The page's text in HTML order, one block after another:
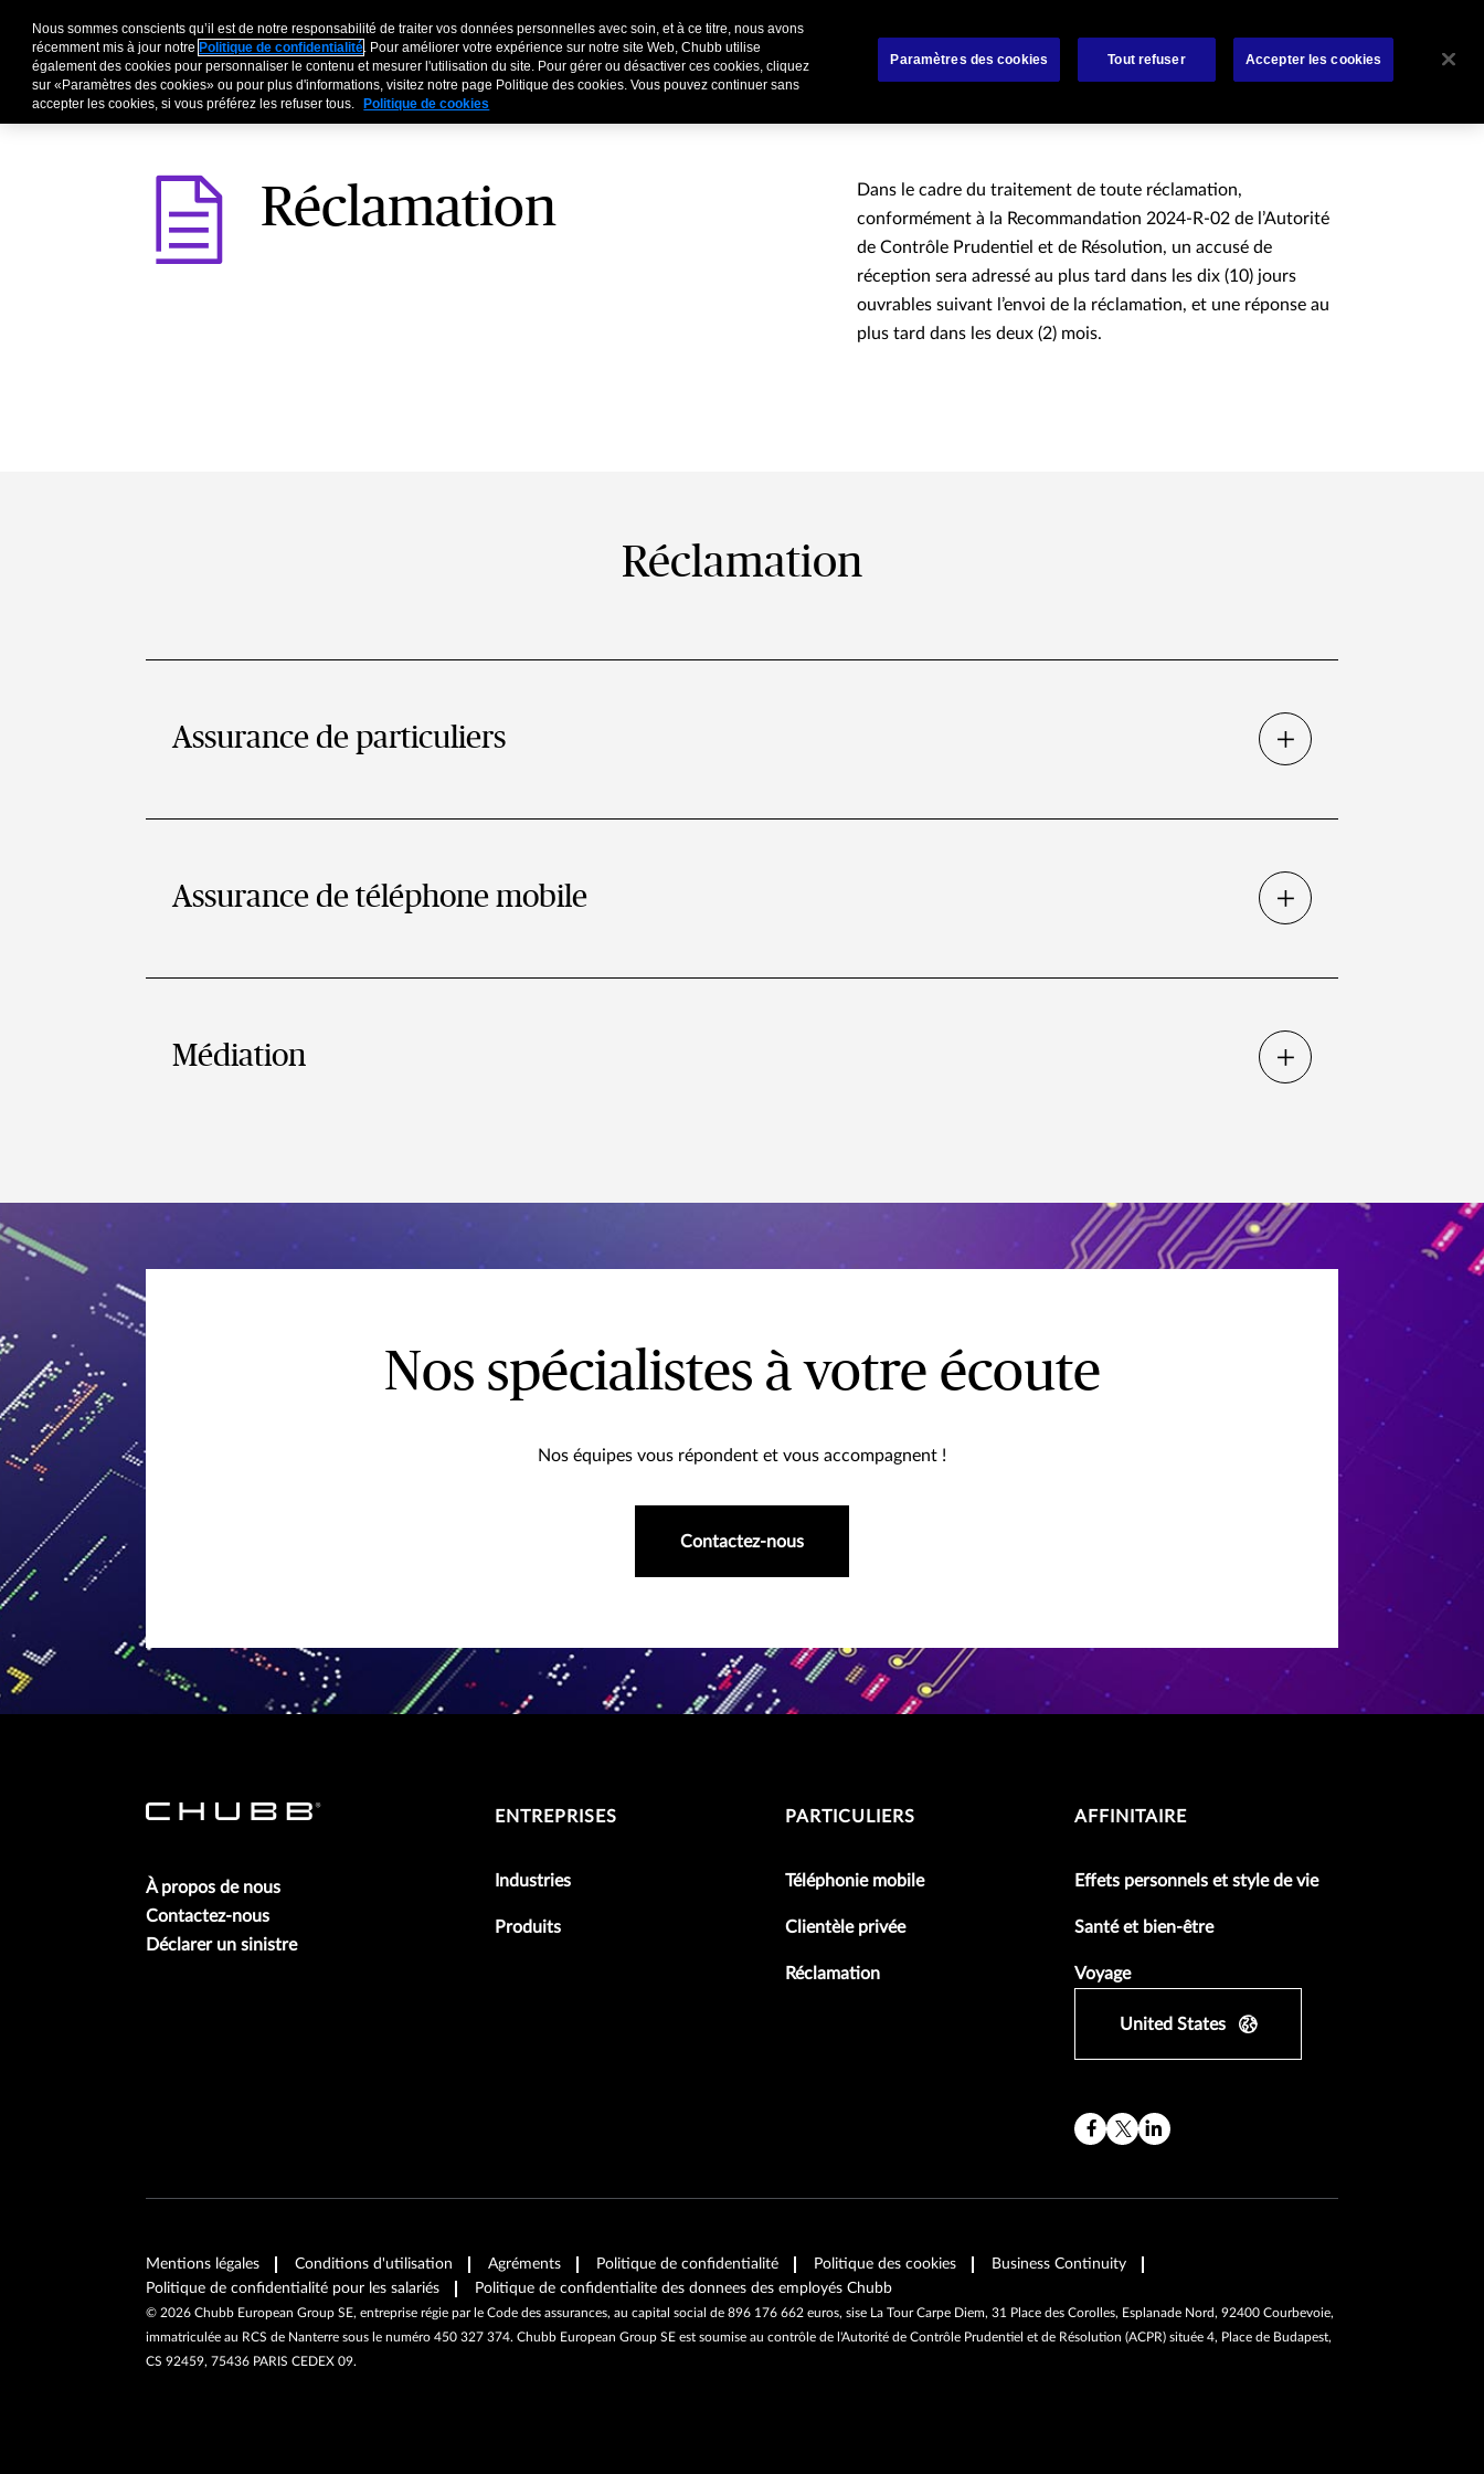
EntreprisesParticuliersAffinitaire Renoncer / Résilier votre contratBibliothèqueÀ propos de nousContactez-nous
Réclamation
Dans le cadre du traitement de toute réclamation,
conformément à la Recommandation 2024-R-02 de l’Autorité
de Contrôle Prudentiel et de Résolution, un accusé de
réception sera adressé au plus tard dans les dix (10) jours
ouvrables suivant l’envoi de la réclamation, et une réponse au
plus tard dans les deux (2) mois.
Réclamation
Assurance de particuliers
Assurance de téléphone mobile
Médiation
Nos spécialistes à votre écoute
Nos équipes vous répondent et vous accompagnent !
Contactez-nous
À propos de nous
Contactez-nous
Déclarer un sinistre
ENTREPRISES
Industries
Produits
PARTICULIERS
Téléphonie mobile
Clientèle privée
Réclamation
AFFINITAIRE
Effets personnels et style de vie
Santé et bien-être
Voyage
United States
Mentions légales Conditions d'utilisation Agréments Politique de confidentialité Politique des cookies
Business Continuity
Politique de confidentialité pour les salariés
Politique de confidentialite des donnees des employés Chubb
© 2026 Chubb European Group SE, entreprise régie par le Code des assurances, au capital social de 896 176 662 euros, sise La Tour Carpe Diem, 31 Place des Corolles, Esplanade Nord, 92400 Courbevoie,
immatriculée au RCS de Nanterre sous le numéro 450 327 374. Chubb European Group SE est soumise au contrôle de l'Autorité de Contrôle Prudentiel et de Résolution (ACPR) située 4, Place de Budapest,
CS 92459, 75436 PARIS CEDEX 09.
Nous sommes conscients qu’il est de notre responsabilité de traiter vos données personnelles avec soin, et à ce titre, nous avons
récemment mis à jour notre Politique de confidentialité. Pour améliorer votre expérience sur notre site Web, Chubb utilise
également des cookies pour personnaliser le contenu et mesurer l'utilisation du site. Pour gérer ou désactiver ces cookies, cliquez
sur «Paramètres des cookies» ou pour plus d'informations, visitez notre page Politique des cookies. Vous pouvez continuer sans
accepter les cookies, si vous préférez les refuser tous.
Politique de cookies
Paramètres des cookies Tout refuser Accepter les cookies